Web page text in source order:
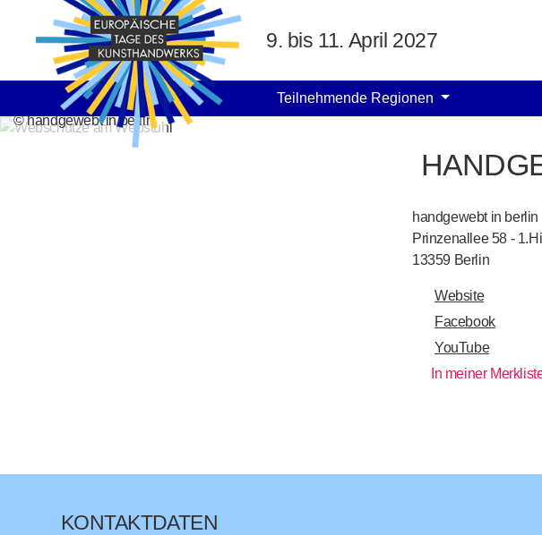
Direkt zum Inhalt
9. bis 11. April 2027
MAIN NAVIGATION Teilnehmende Regionen
© handgewebt in berlin
handgewebt in berlin
Prinzenallee 58 -
13359 Berlin
Website
Facebook
YouTube
In meiner
KONTAKTDATEN